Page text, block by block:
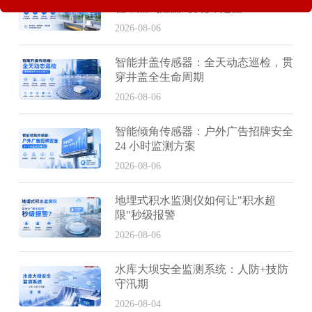
2026-08-06
智能井盖传感器：全天动态巡检，贯
穿井盖全生命周期
2026-08-06
智能倾角传感器：户外广告招牌安全
24 小时监测方案
2026-08-06
地埋式积水监测仪如何让"积水超
限"秒级报警
2026-08-06
水库大坝安全监测系统：人防+技防
守汛期
2026-08-04